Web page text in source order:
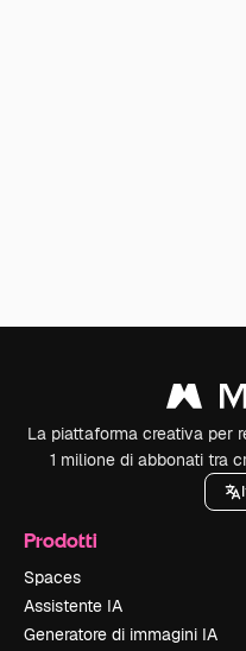
La piattaforma creativa per
1 milione di abbonati tra
Prodotti
Spaces
Assistente IA
Generatore di immagini IA